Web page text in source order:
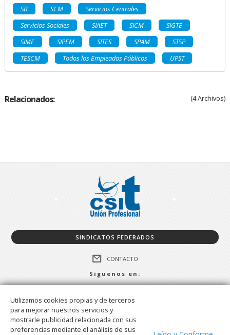
SB
SCM
Servicios Centrales
Servicios Sociales
SIAET SICM
SIGTE
SIME
SIPEM SITES SPAM
STSP
TESCM
Todos los Empleados Públicos UPST
Relacionados: (4 Archivos)
SINDICATOS FEDERADOS
CONTACTO
Siguenos en:
TELEGRAM
WHATSAPP
Utilizamos cookies propias y de terceros
para mejorar nuestros servicios y
mostrarle publicidad relacionada con sus
preferencias mediante el análisis de sus